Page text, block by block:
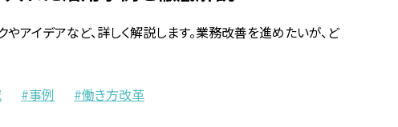
イデアなど、詳しく解説します。業務改善を進めたいが、ど
事例 働き方改革